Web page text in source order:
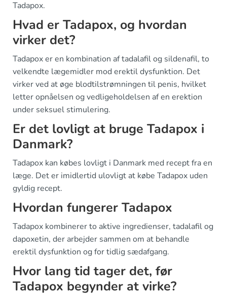
Tadapox.
Hvad er Tadapox, og hvordan
virker det?
Tadapox er en kombination af tadalafil og sildenafil, to
velkendte lægemidler mod erektil dysfunktion. Det
virker ved at øge blodtilstrømningen til penis, hvilket
letter opnåelsen og vedligeholdelsen af en erektion
under seksuel stimulering.
Er det lovligt at bruge Tadapox i
Danmark?
Tadapox kan købes lovligt i Danmark med recept fra en
læge. Det er imidlertid ulovligt at købe Tadapox uden
gyldig recept.
Hvordan fungerer Tadapox
Tadapox kombinerer to aktive ingredienser, tadalafil og
dapoxetin, der arbejder sammen om at behandle
erektil dysfunktion og for tidlig sædafgang.
Hvor lang tid tager det, før
Tadapox begynder at virke?